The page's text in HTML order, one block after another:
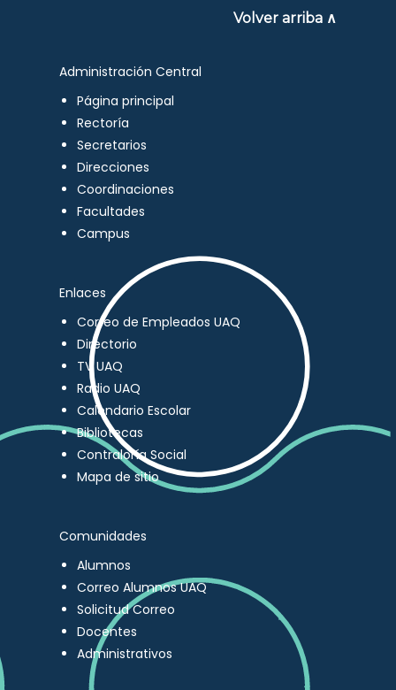
Volver arriba ∧
Administración Central
Página principal
Rectoría
Secretarios
Direcciones
Coordinaciones
Facultades
Campus
Enlaces
Correo de Empleados UAQ
Directorio
TV UAQ
Radio UAQ
Calendario Escolar
Bibliotecas
Contraloría Social
Mapa de sitio
Comunidades
Alumnos
Correo Alumnos UAQ
Solicitud Correo
Docentes
Administrativos